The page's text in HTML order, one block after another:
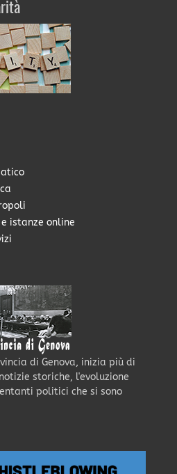
istanze online
di Genova, inizia più di
storiche, l'evoluzione
politici che si sono